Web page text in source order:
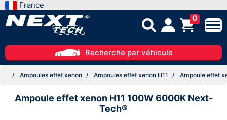
France
0
Recherche par véhicule
Ampoules effet xenon Ampoules effet xenon H11 Ampoule effet
Ampoule effet xenon H11 100W 6000K Next-
Tech®